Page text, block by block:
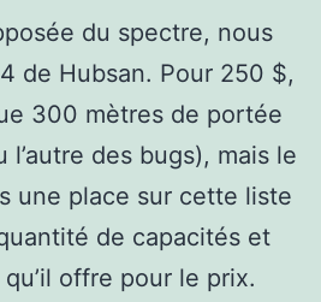
du spectre, nous
de Hubsan. Pour 250 $,
300 mètres de portée
l’autre des bugs), mais le
une place sur cette liste
de capacités et
offre pour le prix.